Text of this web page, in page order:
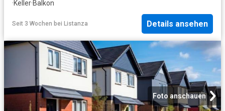
·Keller·Balkon
Seit 3 Wochen bei Listanza Details ansehen
Foto anschauen